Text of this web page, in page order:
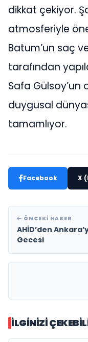
dikkat çekiyor.
atmosferiyle
Batum’un saç
tarafından
Safa Gülsoy’un
duygusal
tamamlıyor.
Facebook X
ÖNCEKI HABER
AHİD’den
Gecesi
İLGINIZI